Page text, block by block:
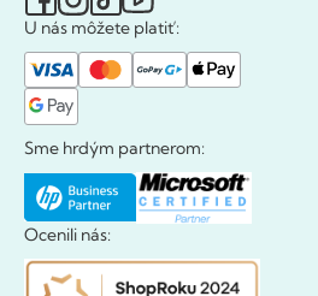
U nás môžete platiť:
Sme hrdým partnerom:
Ocenili nás: